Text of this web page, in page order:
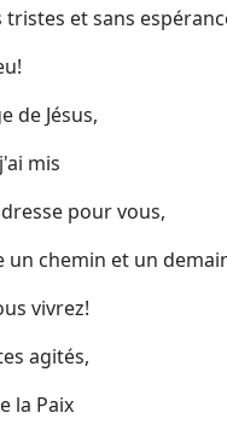
tristes et sans
de Jésus,
mis
pour vous,
un chemin et un
vivrez!
agités,
la Paix